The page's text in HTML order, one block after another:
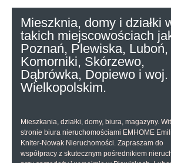
Mieszknia, domy i działki
takich miejscowościach
Poznań, Plewiska, Luboń,
Komorniki, Skórzewo,
Dąbrówka, Dopiewo i woj.
Wielkopolskim.
Mieszkania, działki, domy, biura, magazyny.
stronie biura nieruchomościami EMHOME
Kniter-Nowak Nieruchomości. Zapraszam do
współpracy z skutecznym pośrednikiem